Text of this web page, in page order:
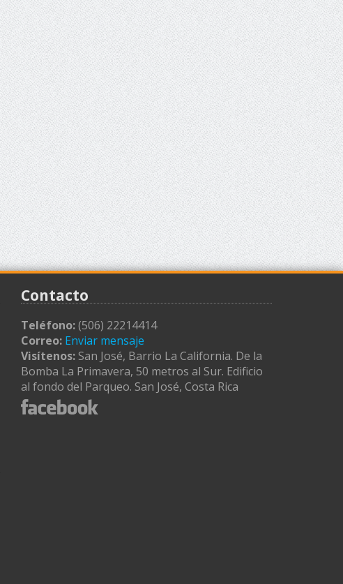
Contacto
Teléfono:(506) 22214414
Correo: Enviar mensaje
Visítenos: San José, Barrio La California. De la
Bomba La Primavera, 50 metros al Sur. Edificio
al fondo del Parqueo. San José, Costa Rica